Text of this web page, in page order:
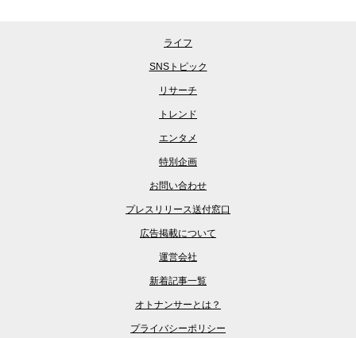
ライフ
SNSトピック
リサーチ
トレンド
エンタメ
特別企画
お問い合わせ
プレスリリース送付窓口
広告掲載について
運営会社
新着記事一覧
オトナンサーとは？
プライバシーポリシー